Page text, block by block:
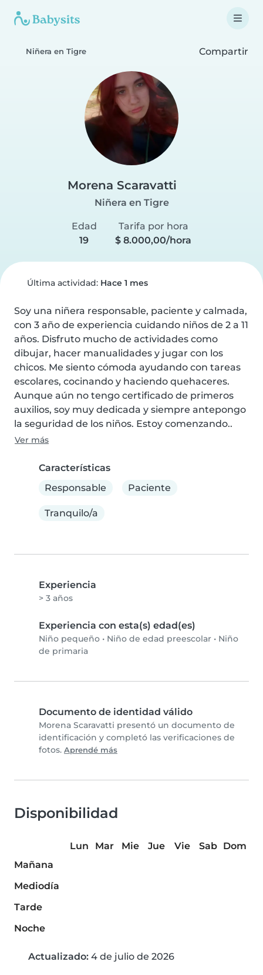
Niñera en Tigre Compartir
Morena Scaravatti
Niñera en Tigre
Edad
19
Tarifa por hora
$ 8.000,00/hora
Última actividad: Hace 1 mes
Soy una niñera responsable, paciente y calmada,
con 3 año de experiencia cuidando niños de 2 a 11
años. Disfruto mucho de actividades como
dibujar, hacer manualidades y jugar con los
chicos. Me siento cómoda ayudando con tareas
escolares, cocinando y haciendo quehaceres.
Aunque aún no tengo certificado de primeros
auxilios, soy muy dedicada y siempre antepongo
la seguridad de los niños. Estoy comenzando..
Ver más
Características
Responsable
Paciente
Tranquilo/a
Experiencia
> 3 años
Experiencia con esta(s) edad(es)
Niño pequeño • Niño de edad preescolar • Niño
de primaria
Documento de identidad válido
Morena Scaravatti presentó un documento de
identificación y completó las verificaciones de
fotos. Aprendé más
Disponibilidad
Lun Mar Mie Jue Vie Sab
Dom
Mañana
Mediodía
Tarde
Noche
Actualizado: 4 de julio de 2026